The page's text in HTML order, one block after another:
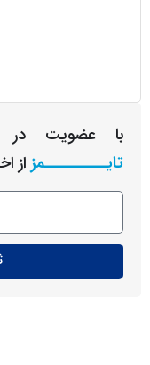
در خبر
از اخبار
ثبت نام